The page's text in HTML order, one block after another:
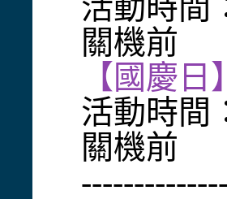
活動時間
關機前
【國慶
活動時間
關機前